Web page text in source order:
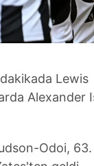
Lewis
Alexander
Odoi, 63.